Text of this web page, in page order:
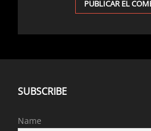
SUBSCRIBE
Name